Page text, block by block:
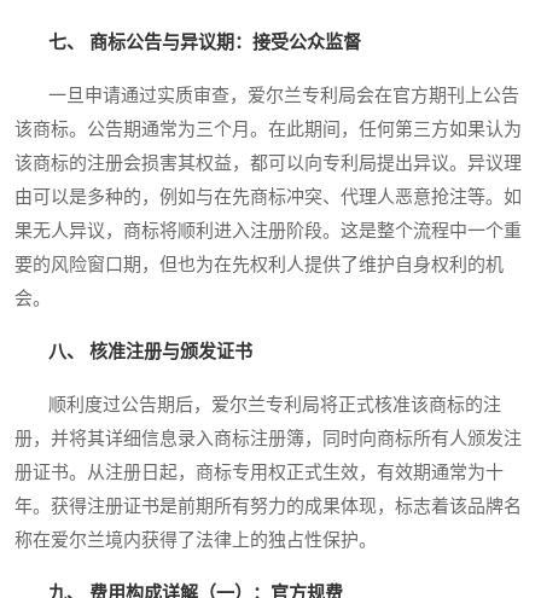
七、 商标公告与异议期：接受公众监督
一旦申请通过实质审查，爱尔兰专利局会在官方期刊上公告
该商标。公告期通常为三个月。在此期间，任何第三方如果认为
该商标的注册会损害其权益，都可以向专利局提出异议。异议理
由可以是多种的，例如与在先商标冲突、代理人恶意抢注等。如
果无人异议，商标将顺利进入注册阶段。这是整个流程中一个重
要的风险窗口期，但也为在先权利人提供了维护自身权利的机
会。
八、 核准注册与颁发证书
顺利度过公告期后，爱尔兰专利局将正式核准该商标的注
册，并将其详细信息录入商标注册簿，同时向商标所有人颁发注
册证书。从注册日起，商标专用权正式生效，有效期通常为十
年。获得注册证书是前期所有努力的成果体现，标志着该品牌名
称在爱尔兰境内获得了法律上的独占性保护。
九、 费用构成详解（一）：官方规费